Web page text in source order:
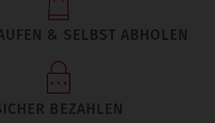
& SELBST ABHOLEN
BEZAHLEN